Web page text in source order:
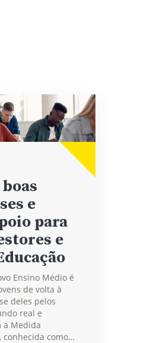
e
para
e
Ensino Médio é
de volta à
deles pelos
real e
a Medida
conhecida como…